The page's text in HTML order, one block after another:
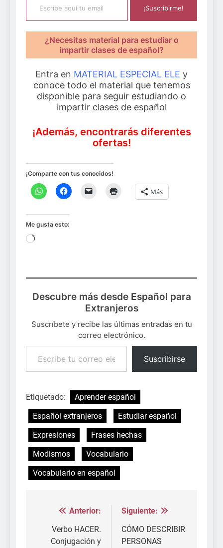
¡Suscribirme!
¿Necesitas material para estudiar o
impartir clases de español?
Entra en MATERIAL ESPECIAL ELE y
conoce todo el material que tenemos
disponible para seguir estudiando o
impartir clases de español
¡Además, encontrarás diferentes
ofertas!
¡Comparte con tus conocidos!
Más
Me gusta esto:
Cargando...
Descubre más desde Español para
Extranjeros
Suscríbete y recibe las últimas entradas en tu
correo electrónico.
Escribe tu correo electrónico…
Suscribirse
Etiquetado:
Aprender español
Español extranjeros
Estudiar español
Expresiones
Frases hechas
Modismos
Vocabulario
Vocabulario en español
Navegación
Anterior:
Verbo HACER.
Conjugación y
Siguiente:
CÓMO DESCRIBIR
PERSONAS